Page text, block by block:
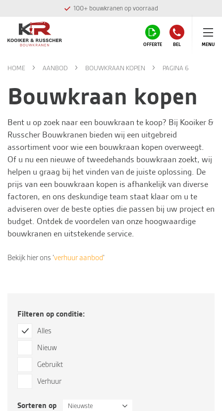
Montage team in eigen huis
OFFERTE BEL MENU
HOME AANBOD BOUWKRAAN KOPEN PAGINA 6
Bouwkraan kopen
Bent u op zoek naar een bouwkraan te koop? Bij Kooiker &
Russcher Bouwkranen bieden wij een uitgebreid
assortiment voor wie een bouwkraan kopen overweegt.
Of u nu een nieuwe of tweedehands bouwkraan zoekt, wij
helpen u graag bij het vinden van de juiste oplossing. De
prijs van een bouwkraan kopen is afhankelijk van diverse
factoren, en ons deskundige team staat klaar om u te
adviseren over de beste opties die passen bij uw project en
budget. Ontdek de voordelen van onze hoogwaardige
bouwkranen en uitstekendeservice.
Bekijk hier ons ‘verhuur aanbod‘
Filteren op conditie:
Alles
Nieuw
Gebruikt
Verhuur
Sorteren op Nieuwste